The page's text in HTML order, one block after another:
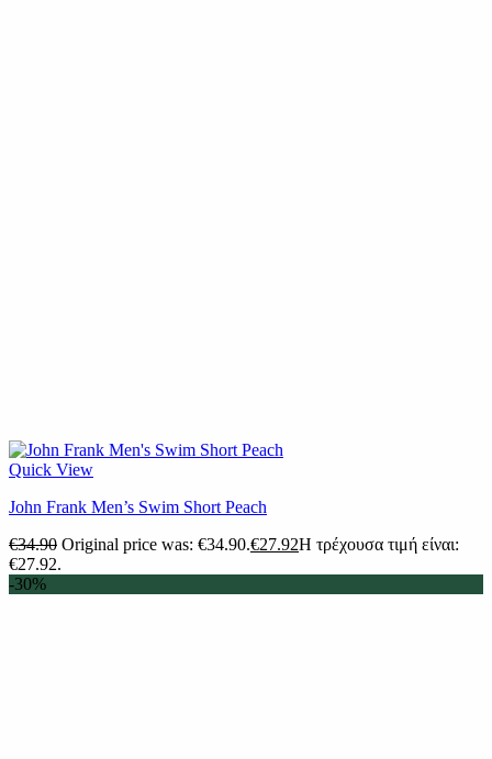
Quick View
John Frank Men’s Swim Short Peach
€34.90 Original price was: €34.90.€27.92Η τρέχουσα τιμή είναι:
€27.92.
-30%